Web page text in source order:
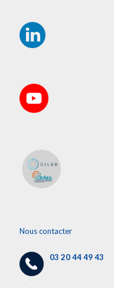
Nous contacter
03 20 44 49 43